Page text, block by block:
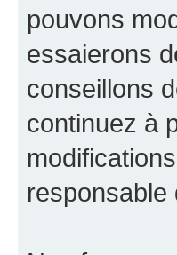
pouvons
essaierons
conseillons
continuez à
responsable